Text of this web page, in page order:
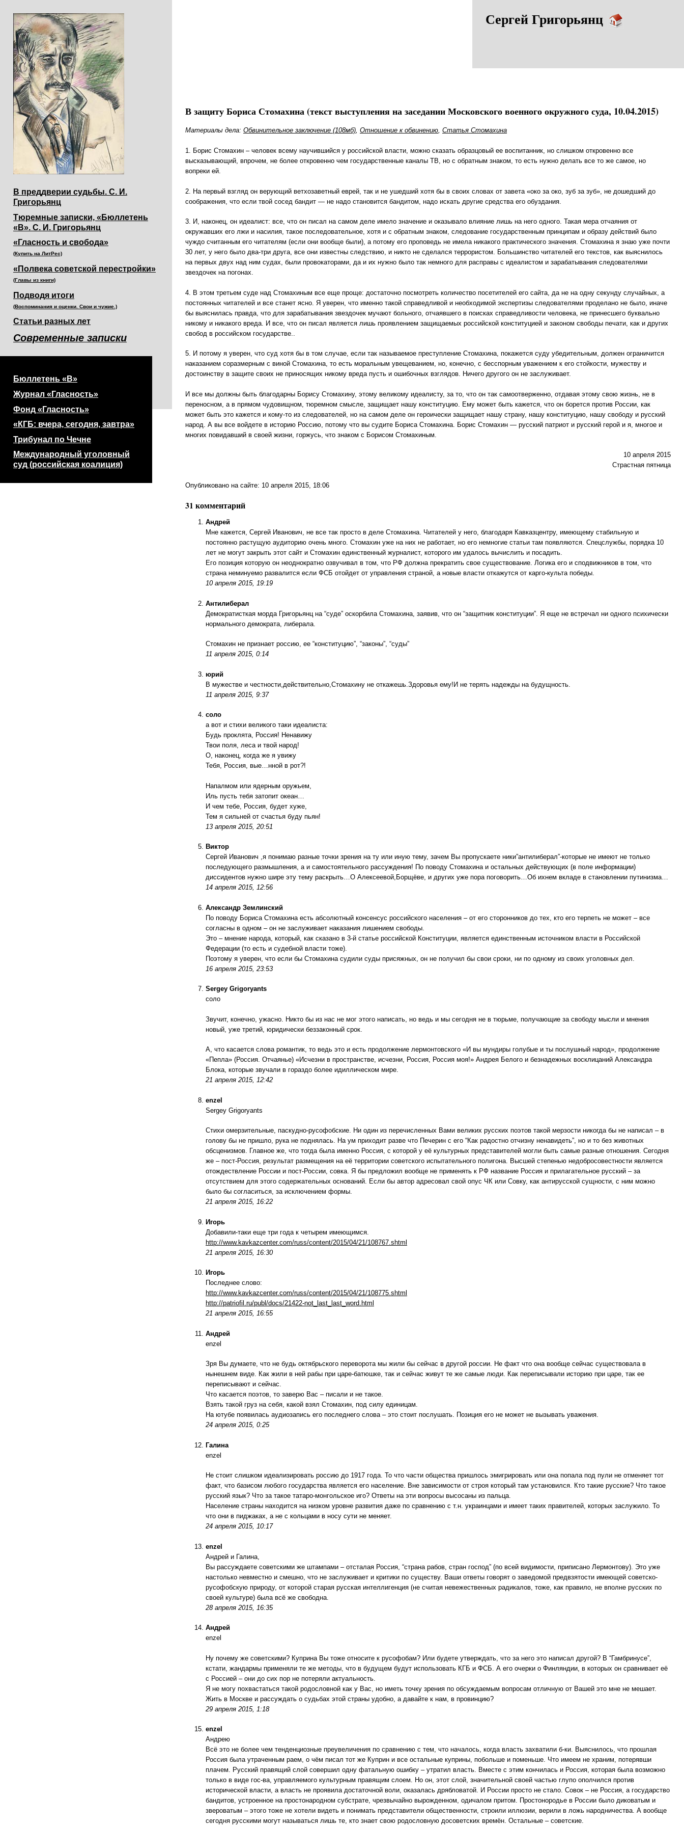
В преддверии судьбы. С. И.
Григорьянц
Тюремные записки, «Бюллетень
«В». С. И. Григорьянц
«Гласность и свобода»
(Купить на ЛитРес)
«Полвека советской перестройки»
(Главы из книги)
Подводя итоги
(Воспоминания и оценки. Свои и чужие.)
Статьи разных лет
Современные записки
Бюллетень «В»
Журнал «Гласность»
Фонд «Гласность»
«КГБ: вчера, сегодня, завтра»
Трибунал по Чечне
Международный уголовный
суд (российская коалиция)
Сергей Григорьянц
В защиту Бориса Стомахина (текст выступления на заседании Московского военного окружного суда, 10.04.2015)
Материалы дела: Обвинительное заключение (108мб), Отношение к обвинению, Статья Стомахина
1. Борис Стомахин – человек всему научившийся у российской власти, можно сказать образцовый ее воспитанник, но слишком откровенно все
высказывающий, впрочем, не более откровенно чем государственные каналы ТВ, но с обратным знаком, то есть нужно делать все то же самое, но
вопреки ей.
2. На первый взгляд он верующий ветхозаветный еврей, так и не ушедший хотя бы в своих словах от завета «око за око, зуб за зуб», не дошедший до
соображения, что если твой сосед бандит — не надо становится бандитом, надо искать другие средства его обуздания.
3. И, наконец, он идеалист: все, что он писал на самом деле имело значение и оказывало влияние лишь на него одного. Такая мера отчаяния от
окружавших его лжи и насилия, такое последовательное, хотя и с обратным знаком, следование государственным принципам и образу действий было
чуждо считанным его читателям (если они вообще были), а потому его проповедь не имела никакого практического значения. Стомахина я знаю уже почти
30 лет, у него было два-три друга, все они известны следствию, и никто не сделался террористом. Большинство читателей его текстов, как выяснилось
на первых двух над ним судах, были провокаторами, да и их нужно было так немного для расправы с идеалистом и зарабатывания следователями
звездочек на погонах.
4. В этом третьем суде над Стомахиным все еще проще: достаточно посмотреть количество посетителей его сайта, да не на одну секунду случайных, а
постоянных читателей и все станет ясно. Я уверен, что именно такой справедливой и необходимой экспертизы следователями проделано не было, иначе
бы выяснилась правда, что для зарабатывания звездочек мучают больного, отчаявшего в поисках справедливости человека, не принесшего буквально
никому и никакого вреда. И все, что он писал является лишь проявлением защищаемых российской конституцией и законом свободы печати, как и других
свобод в российском государстве..
5. И потому я уверен, что суд хотя бы в том случае, если так называемое преступление Стомахина, покажется суду убедительным, должен ограничится
наказанием соразмерным с виной Стомахина, то есть моральным увещеванием, но, конечно, с бесспорным уважением к его стойкости, мужеству и
достоинству в защите своих не приносящих никому вреда пусть и ошибочных взглядов. Ничего другого он не заслуживает.
И все мы должны быть благодарны Борису Стомахину, этому великому идеалисту, за то, что он так самоотверженно, отдавая этому свою жизнь, не в
переносном, а в прямом чудовищном, тюремном смысле, защищает нашу конституцию. Ему может быть кажется, что он борется против России, как
может быть это кажется и кому-то из следователей, но на самом деле он героически защищает нашу страну, нашу конституцию, нашу свободу и русский
народ. А вы все войдете в историю Россию, потому что вы судите Бориса Стомахина. Борис Стомахин — русский патриот и русский герой и я, многое и
многих повидавший в своей жизни, горжусь, что знаком с Борисом Стомахиным.
10 апреля 2015
Страстная пятница
Опубликовано на сайте: 10 апреля 2015, 18:06
31 комментарий
Андрей
Мне кажется, Сергей Иванович, не все так просто в деле Стомахина. Читателей у него, благодаря Кавказцентру, имеющему стабильную и
постоянно растущую аудиторию очень много. Стомахин уже на них не работает, но его немногие статьи там появляются. Спецслужбы, порядка 10
лет не могут закрыть этот сайт и Стомахин единственный журналист, которого им удалось вычислить и посадить.
Его позиция которую он неоднократно озвучивал в том, что РФ должна прекратить свое существование. Логика его и сподвижников в том, что
страна неминуемо развалится если ФСБ отойдет от управления страной, а новые власти откажутся от карго-культа победы.
10 апреля 2015, 19:19
Антилиберал
Демократисткая морда Григорьянц на “суде” оскорбила Стомахина, заявив, что он “защитник конституции”. Я еще не встречал ни одного психически
нормального демократа, либерала.
Стомахин не признает россию, ее “конституцию”, “законы”, “суды”
11 апреля 2015, 0:14
юрий
В мужестве и честности,действительно,Стомахину не откажешь.Здоровья ему!И не терять надежды на будущность.
11 апреля 2015, 9:37
соло
а вот и стихи великого таки идеалиста:
Будь проклята, Россия! Ненавижу
Твои поля, леса и твой народ!
О, наконец, когда же я увижу
Тебя, Россия, вые…нной в рот?!
Напалмом или ядерным оружьем,
Иль пусть тебя затопит океан…
И чем тебе, Россия, будет хуже,
Тем я сильней от счастья буду пьян!
13 апреля 2015, 20:51
Виктор
Сергей Иванович ,я понимаю разные точки зрения на ту или иную тему, зачем Вы пропускаете ники”антилиберал”-которые не имеют не только
последующего размышления, а и самостоятельного рассуждения! По поводу Стомахина и остальных действующих (в поле информации)
диссидентов нужно шире эту тему раскрыть…О Алексеевой,Борщёве, и других уже пора поговорить…Об ихнем вкладе в становлении путинизма…
14 апреля 2015, 12:56
Александр Землинский
По поводу Бориса Стомахина есть абсолютный консенсус российского населения – от его сторонников до тех, кто его терпеть не может – все
согласны в одном – он не заслуживает наказания лишением свободы.
Это – мнение народа, который, как сказано в 3-й статье российской Конституции, является единственным источником власти в Российской
Федерации (то есть и судебной власти тоже).
Поэтому я уверен, что если бы Стомахина судили суды присяжных, он не получил бы свои сроки, ни по одному из своих уголовных дел.
16 апреля 2015, 23:53
Sergey Grigoryants
соло
Звучит, конечно, ужасно. Никто бы из нас не мог этого написать, но ведь и мы сегодня не в тюрьме, получающие за свободу мысли и мнения
новый, уже третий, юридически беззаконный срок.
А, что касается слова романтик, то ведь это и есть продолжение лермонтовского «И вы мундиры голубые и ты послушный народ», продолжение
«Пепла» (Россия. Отчаянье) «Исчезни в пространстве, исчезни, Россия, Россия моя!» Андрея Белого и безнадежных восклицаний Александра
Блока, которые звучали в гораздо более идиллическом мире.
21 апреля 2015, 12:42
enzel
Sergey Grigoryants
Стихи омерзительные, паскудно-русофобские. Ни один из перечисленных Вами великих русских поэтов такой мерзости никогда бы не написал – в
голову бы не пришло, рука не поднялась. На ум приходит разве что Печерин с его “Как радостно отчизну ненавидеть”, но и то без животных
обсценизмов. Главное же, что тогда была именно Россия, с которой у её культурных представителей могли быть самые разные отношения. Сегодня
же – пост-Россия, результат размещения на её территории советского испытательного полигона. Высшей степенью недобросовестности является
отождествление России и пост-России, совка. Я бы предложил вообще не применять к РФ название Россия и прилагательное русский – за
отсутствием для этого содержательных оснований. Если бы автор адресовал свой опус ЧК или Совку, как антирусской сущности, с ним можно
было бы согласиться, за исключением формы.
21 апреля 2015, 16:22
Игорь
Добавили-таки еще три года к четырем имеющимся.
http://www.kavkazcenter.com/russ/content/2015/04/21/108767.shtml
21 апреля 2015, 16:30
Игорь
Последнее слово:
http://www.kavkazcenter.com/russ/content/2015/04/21/108775.shtml
http://patriofil.ru/publ/docs/21422-not_last_last_word.html
21 апреля 2015, 16:55
Андрей
enzel
Зря Вы думаете, что не будь октябрьского переворота мы жили бы сейчас в другой россии. Не факт что она вообще сейчас существовала в
нынешнем виде. Как жили в ней рабы при царе-батюшке, так и сейчас живут те же самые люди. Как переписывали историю при царе, так ее
переписывают и сейчас.
Что касается поэтов, то заверю Вас – писали и не такое.
Взять такой груз на себя, какой взял Стомахин, под силу единицам.
На ютубе появилась аудиозапись его последнего слова – это стоит послушать. Позиция его не может не вызывать уважения.
24 апреля 2015, 0:25
Галина
enzel
Не стоит слишком идеализировать россию до 1917 года. То что части общества пришлось эмигрировать или она попала под пули не отменяет тот
факт, что базисом любого государства является его население. Вне зависимости от строя который там установился. Кто такие русские? Что такое
русский язык? Что за такое татаро-монгольское иго? Ответы на эти вопросы высосаны из пальца.
Население страны находится на низком уровне развития даже по сравнению с т.н. украинцами и имеет таких правителей, которых заслужило. То
что они в пиджаках, а не с кольцами в носу сути не меняет.
24 апреля 2015, 10:17
enzel
Андрей и Галина,
Вы рассуждаете советскими же штампами – отсталая Россия, “страна рабов, стран господ” (по всей видимости, приписано Лермонтову). Это уже
настолько невместно и смешно, что не заслуживает и критики по существу. Ваши ответы говорят о заведомой предвзятости имеющей советско-
русофобскую природу, от которой старая русская интеллигенция (не считая невежественных радикалов, тоже, как правило, не вполне русских по
своей культуре) была всё же свободна.
28 апреля 2015, 16:35
Андрей
enzel
Ну почему же советскими? Куприна Вы тоже относите к русофобам? Или будете утверждать, что за него это написал другой? В “Гамбринусе”,
кстати, жандармы применяли те же методы, что в будущем будут использовать КГБ и ФСБ. А его очерки о Финляндии, в которых он сравнивает её
с Россией – они до сих пор не потеряли актуальность.
Я не могу похвастаться такой родословной как у Вас, но иметь точку зрения по обсуждаемым вопросам отличную от Вашей это мне не мешает.
Жить в Москве и рассуждать о судьбах этой страны удобно, а давайте к нам, в провинцию?
29 апреля 2015, 1:18
enzel
Андрею
Всё это не более чем тенденциозные преувеличения по сравнению с тем, что началось, когда власть захватили б-ки. Выяснилось, что прошлая
Россия была утраченным раем, о чём писал тот же Куприн и все остальные куприны, побольше и поменьше. Что имеем не храним, потерявши
плачем. Русский правящий слой совершил одну фатальную ошибку – утратил власть. Вместе с этим кончилась и Россия, которая была возможно
только в виде гос-ва, управляемого культурным правящим слоем. Но он, этот слой, значительной своей частью глупо ополчился против
исторической власти, а власть не проявила достаточной воли, оказалась дрябловатой. И России просто не стало. Совок – не Россия, а государство
бандитов, устроенное на простонародном субстрате, чрезвычайно вырожденном, одичалом притом. Простонородье в России было диковатым и
звероватым – этого тоже не хотели видеть и понимать представители общественности, строили иллюзии, верили в ложь народничества. А вообще
сегодня русскими могут называться лишь те, кто знает свою родословную досоветских времён. Остальные – советские.